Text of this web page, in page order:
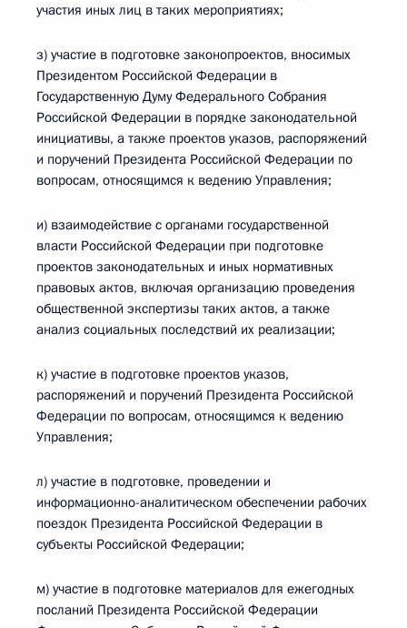
участия иных лиц в таких мероприятиях;
з) участие в подготовке законопроектов, вносимых
Президентом Российской Федерации в
Государственную Думу Федерального Собрания
Российской Федерации в порядке законодательной
инициативы, а также проектов указов, распоряжений
и поручений Президента Российской Федерации по
вопросам, относящимся к ведению Управления;
и) взаимодействие с органами государственной
власти Российской Федерации при подготовке
проектов законодательных и иных нормативных
правовых актов, включая организацию проведения
общественной экспертизы таких актов, а также
анализ социальных последствий их реализации;
к) участие в подготовке проектов указов,
распоряжений и поручений Президента Российской
Федерации по вопросам, относящимся к ведению
Управления;
л) участие в подготовке, проведении и
информационно-аналитическом обеспечении рабочих
поездок Президента Российской Федерации в
субъекты Российской Федерации;
м) участие в подготовке материалов для ежегодных
посланий Президента Российской Федерации